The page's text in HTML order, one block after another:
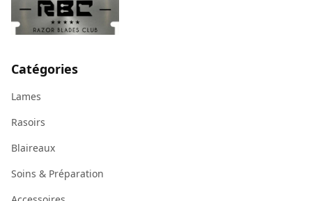
Catégories
Lames
Rasoirs
Blaireaux
Soins & Préparation